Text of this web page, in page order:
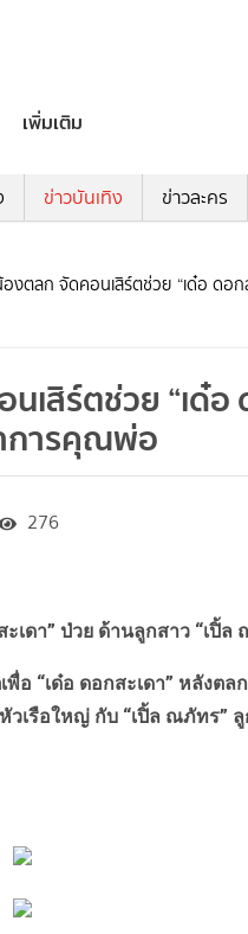
เพิ่มเติม
ข่าวบันเทิง ข่าวละคร
งตลก จัดคอนเสิร์ตช่วย “เด๋อ ด
สิร์ตช่วย “เด๋อ
การคุณพ่อ
276
ะเดา” ป่วย ด้านลูกสาว “เปิ้ล
พื่อ “เด๋อ ดอกสะเดา” หลังตล
หัวเรือใหญ่ กับ “เปิ้ล ณภัทร”